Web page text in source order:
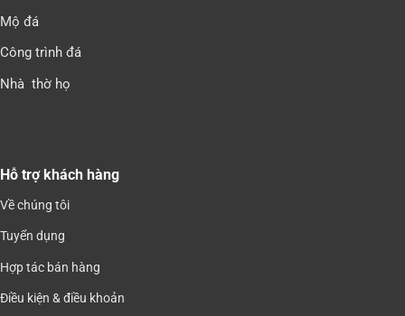
Mộ đá
Công trình đá
Nhà thờ họ
Hỗ trợ khách hàng
Về chúng tôi
Tuyển dụng
Hợp tác bán hàng
Điều kiện & điều khoản